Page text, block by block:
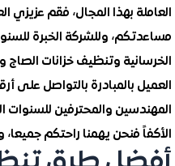
العاملة بهذا المجال، فقم
مساعدتكم، وللشركة الخبرة
الخرسانية وتنظيف خزانات الصاج
العميل بالمبادرة بالتواصل على
المهندسين والمحترفين للسنوات
الأكفاً فنحن يهمنا راحتكم